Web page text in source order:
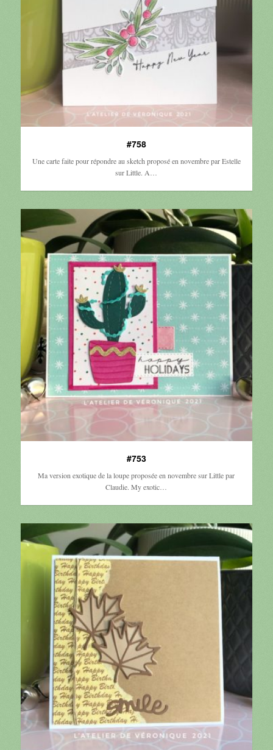
#758
Une carte faite pour répondre au sketch proposé en novembre par Estelle
sur Little. A…
#753
Ma version exotique de la loupe proposée en novembre sur Little par
Claudie. My exotic…